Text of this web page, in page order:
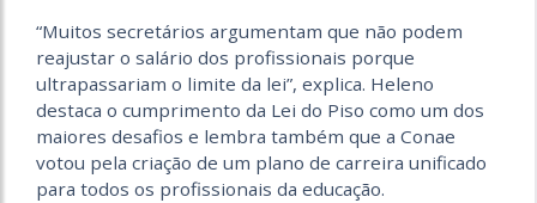
“Muitos secretários argumentam que não podem
reajustar o salário dos profissionais porque
ultrapassariam o limite da lei”, explica. Heleno
destaca o cumprimento da Lei do Piso como um dos
maiores desafios e lembra também que a Conae
votou pela criação de um plano de carreira unificado
para todos os profissionais da educação.